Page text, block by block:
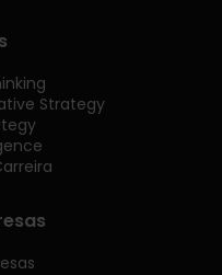
Strategy